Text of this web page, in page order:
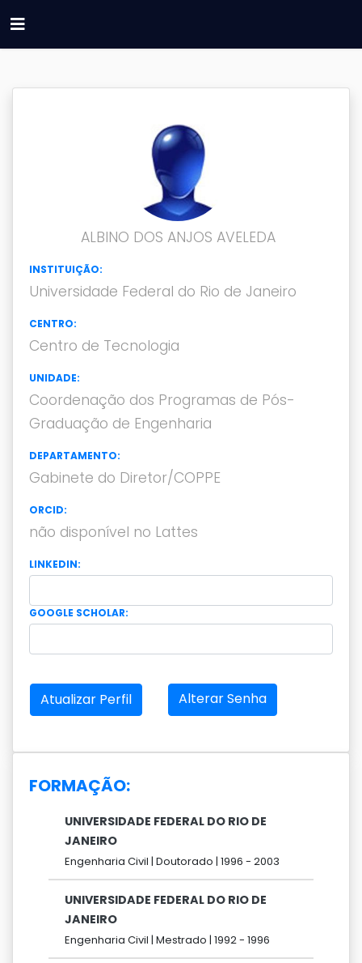
ALBINO DOS ANJOS AVELEDA
INSTITUIÇÃO:
Universidade Federal do Rio de Janeiro
CENTRO:
Centro de Tecnologia
UNIDADE:
Coordenação dos Programas de Pós-
Graduação de Engenharia
DEPARTAMENTO:
Gabinete do Diretor/COPPE
ORCID:
não disponível no Lattes
LINKEDIN:
GOOGLE SCHOLAR:
Atualizar Perfil Alterar Senha
FORMAÇÃO:
UNIVERSIDADE FEDERAL DO RIO DE
JANEIRO
Engenharia Civil | Doutorado | 1996 - 2003
UNIVERSIDADE FEDERAL DO RIO DE
JANEIRO
Engenharia Civil | Mestrado | 1992 - 1996